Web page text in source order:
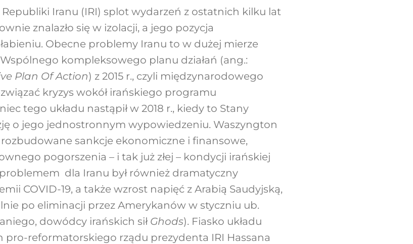
Iranu (IRI) splot wydarzeń z ostatnich kilku lat
znalazło się w izolacji, a jego pozycja
Obecne problemy Iranu to w dużej mierze
kompleksowego planu działań (ang.:
Plan Of Action) z 2015 r., czyli międzynarodowego
kryzys wokół irańskiego programu
tego układu nastąpił w 2018 r., kiedy to Stany
o jego jednostronnym wypowiedzeniu. Waszyngton
rozbudowane sankcje ekonomiczne i finansowe,
pogorszenia – i tak już złej – kondycji irańskiej
dla Iranu był również dramatyczny
COVID-19, a także wzrost napięć z Arabią Saudyjską,
po eliminacji przez Amerykanów w styczniu ub.
dowódcy irańskich sił Ghods). Fiasko układu
pro-reformatorskiego rządu prezydenta IRI Hassana